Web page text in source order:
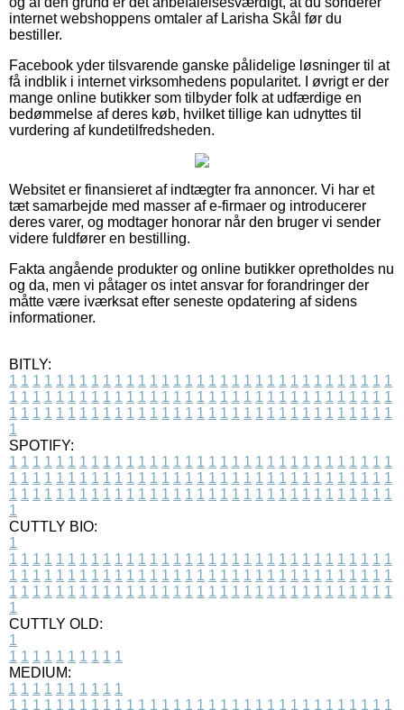
internet webshoppens omtaler af Larisha Skål før du
bestiller.
Facebook yder tilsvarende ganske pålidelige løsninger til at
få indblik i internet virksomhedens popularitet. I øvrigt er der
mange online butikker som tilbyder folk at udfærdige en
bedømmelse af deres køb, hvilket tillige kan udnyttes til
vurdering af kundetilfredsheden.
Websitet er finansieret af indtægter fra annoncer. Vi har et
tæt samarbejde med masser af e-firmaer og introducerer
deres varer, og modtager honorar når den bruger vi sender
videre fuldfører en bestilling.
Fakta angående produkter og online butikker opretholdes nu
og da, men vi påtager os intet ansvar for forandringer der
måtte være iværksat efter seneste opdatering af sidens
informationer.
BITLY:
1 1 1 1 1 1 1 1 1 1 1 1 1 1 1 1 1 1 1 1 1 1 1 1 1 1 1 1 1 1 1 1 1
1 1 1 1 1 1 1 1 1 1 1 1 1 1 1 1 1 1 1 1 1 1 1 1 1 1 1 1 1 1 1 1 1
1 1 1 1 1 1 1 1 1 1 1 1 1 1 1 1 1 1 1 1 1 1 1 1 1 1 1 1 1 1 1 1 1
1
SPOTIFY:
1 1 1 1 1 1 1 1 1 1 1 1 1 1 1 1 1 1 1 1 1 1 1 1 1 1 1 1 1 1 1 1 1
1 1 1 1 1 1 1 1 1 1 1 1 1 1 1 1 1 1 1 1 1 1 1 1 1 1 1 1 1 1 1 1 1
1 1 1 1 1 1 1 1 1 1 1 1 1 1 1 1 1 1 1 1 1 1 1 1 1 1 1 1 1 1 1 1 1
1
CUTTLY BIO:
1
1 1 1 1 1 1 1 1 1 1 1 1 1 1 1 1 1 1 1 1 1 1 1 1 1 1 1 1 1 1 1 1 1
1 1 1 1 1 1 1 1 1 1 1 1 1 1 1 1 1 1 1 1 1 1 1 1 1 1 1 1 1 1 1 1 1
1 1 1 1 1 1 1 1 1 1 1 1 1 1 1 1 1 1 1 1 1 1 1 1 1 1 1 1 1 1 1 1 1
1
CUTTLY OLD:
1
1 1 1 1 1 1 1 1 1 1
MEDIUM:
1 1 1 1 1 1 1 1 1 1
1 1 1 1 1 1 1 1 1 1 1 1 1 1 1 1 1 1 1 1 1 1 1 1 1 1 1 1 1 1 1 1 1